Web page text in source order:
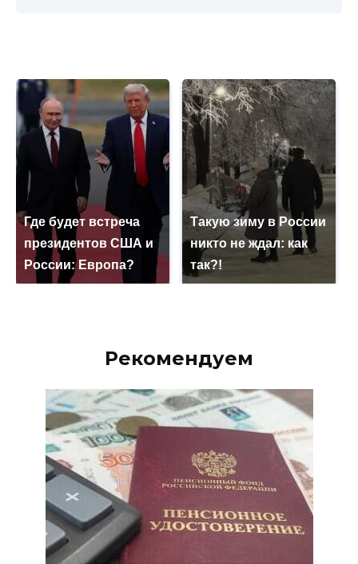
Где будет встреча
президентов США и
России: Европа?
Такую зиму в России
никто не ждал: как
так?!
Рекомендуем